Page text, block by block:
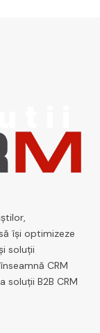
își optimizeze
soluții
CRM
soluții B2B CRM